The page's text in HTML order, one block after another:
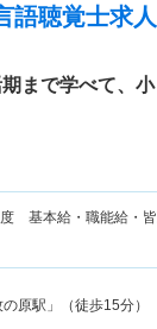
語聴覚士求人
まで学べて、小
基本給・職能給・皆
原駅」（徒歩15分）